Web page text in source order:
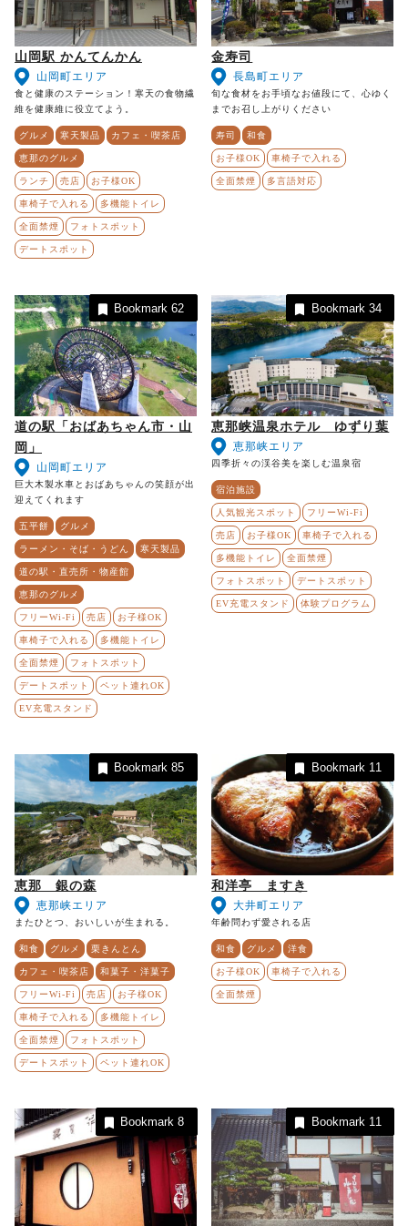
山岡駅 かんてんかん
山岡町エリア
食と健康のステーション！寒天の食物繊
維を健康維に役立てよう。
グルメ 寒天製品 カフェ・喫茶店
恵那のグルメ
ランチ 売店 お子様OK
車椅子で入れる 多機能トイレ
全面禁煙 フォトスポット
デートスポット
金寿司
長島町エリア
旬な食材をお手頃なお値段にて、心ゆく
までお召し上がりください
寿司 和食
お子様OK 車椅子で入れる
全面禁煙 多言語対応
道の駅「おばあちゃん市・山
岡」
山岡町エリア
巨大木製水車とおばあちゃんの笑顔が出
迎えてくれます
五平餅 グルメ
ラーメン・そば・うどん 寒天製品
道の駅・直売所・物産館
恵那のグルメ
フリーWi-Fi 売店 お子様OK
車椅子で入れる 多機能トイレ
全面禁煙 フォトスポット
デートスポット ペット連れOK
EV充電スタンド
Bookmark62
恵那峡温泉ホテル ゆずり葉
恵那峡エリア
四季折々の渓谷美を楽しむ温泉宿
宿泊施設
人気観光スポット フリーWi-Fi
売店 お子様OK 車椅子で入れる
多機能トイレ 全面禁煙
フォトスポット デートスポット
EV充電スタンド 体験プログラム
Bookmark 34
恵那 銀の森
恵那峡エリア
またひとつ、おいしいが生まれる。
和食 グルメ 栗きんとん
カフェ・喫茶店 和菓子・洋菓子
フリーWi-Fi 売店 お子様OK
車椅子で入れる 多機能トイレ
全面禁煙 フォトスポット
デートスポット ペット連れOK
Bookmark85
和洋亭 ますき
大井町エリア
年齢問わず愛される店
和食 グルメ 洋食
お子様OK 車椅子で入れる
全面禁煙
Bookmark 11
Bookmark8 Bookmark 11